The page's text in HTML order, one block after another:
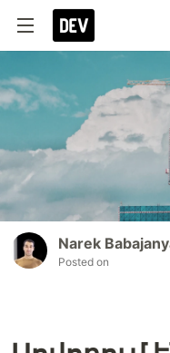
Narek
Posted on